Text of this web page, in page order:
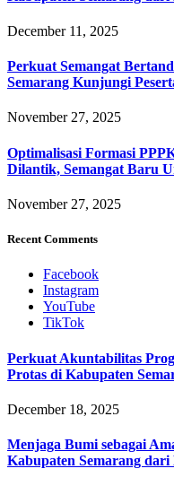
December 11, 2025
Perkuat Semangat
Semarang Kunjungi
November 27, 2025
Optimalisasi Formasi
Dilantik, Semangat Baru
November 27, 2025
Recent Comments
Facebook
Instagram
YouTube
TikTok
Perkuat Akuntabilitas
Protas di Kabupaten
December 18, 2025
Menjaga Bumi sebagai
Kabupaten Semarang